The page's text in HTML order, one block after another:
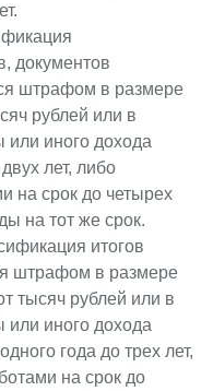
документов
штрафом в размере
рублей или в
или иного дохода
лет, либо
на срок до четырех
на тот же срок.
итогов
штрафом в размере
тысяч рублей или в
или иного дохода
года до трех лет,
на срок до